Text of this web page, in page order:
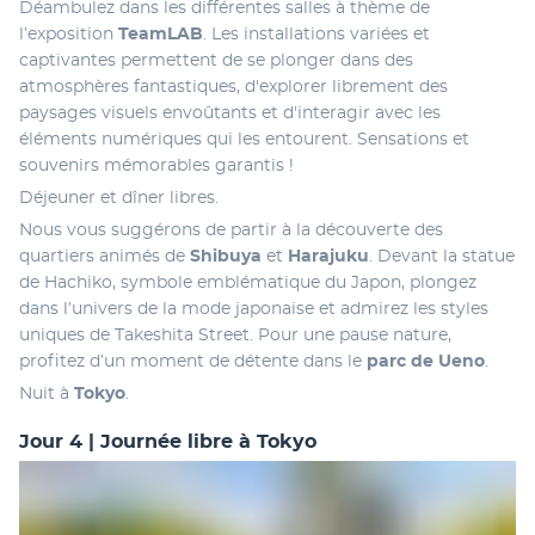
Déambulez dans les différentes salles à thème de
l’exposition TeamLAB. Les installations variées et
captivantes permettent de se plonger dans des
atmosphères fantastiques, d'explorer librement des
paysages visuels envoûtants et d'interagir avec les
éléments numériques qui les entourent. Sensations et
souvenirs mémorables garantis !
Déjeuner et dîner libres.
Nous vous suggérons de partir à la découverte des
quartiers animés de Shibuya et Harajuku. Devant la statue
de Hachiko, symbole emblématique du Japon, plongez
dans l’univers de la mode japonaise et admirez les styles
uniques de Takeshita Street. Pour une pause nature,
profitez d’un moment de détente dans le parc de Ueno.
Nuit à Tokyo.
Jour 4 | Journée libre à Tokyo